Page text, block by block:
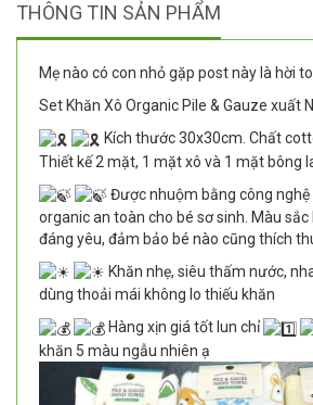
THÔNG TIN SẢN PHẨM
Mẹ nào có con nhỏ gặp post này là hời
Set Khăn Xô Organic Pile & Gauze xuất
Kích thước 30x30cm. Chất
Thiết kế 2 mặt, 1 mặt xô và 1 mặt bông
Được nhuộm bằng công nghệ
organic an toàn cho bé sơ sinh. Màu
đáng yêu, đảm bảo bé nào cũng thích
Khăn nhẹ, siêu thấm nước,
dùng thoải mái không lo thiếu khăn
Hàng xịn giá tốt lun chỉ
khăn 5 màu ngẫu nhiên ạ